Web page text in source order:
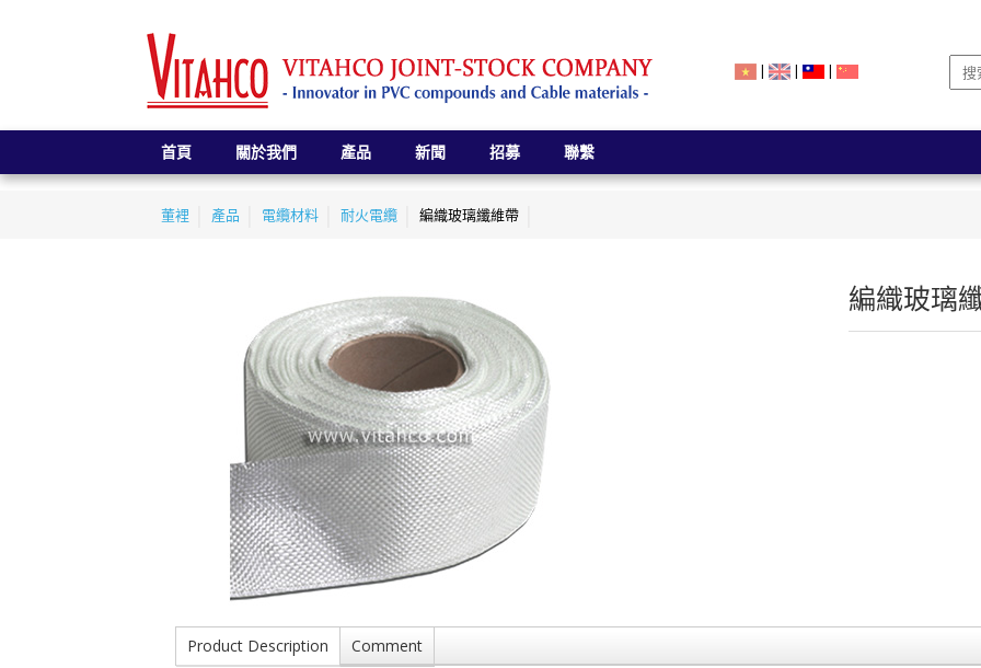
| | |
首頁 關於我們 產品 新聞 招募 聯繫
董裡 產品 電纜材料 耐火電纜 編織玻璃纖維帶
編織玻璃
Product Description Comment